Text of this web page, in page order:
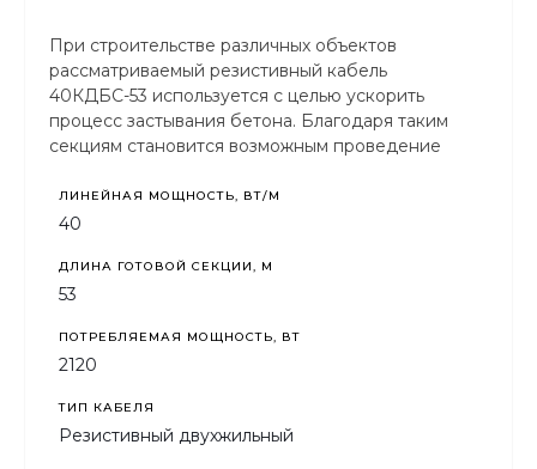
При строительстве различных объектов
рассматриваемый резистивный кабель
40КДБС-53 используется с целью ускорить
процесс застывания бетона. Благодаря таким
секциям становится возможным проведение
то есть круглогодично.
ЛИНЕЙНАЯ МОЩНОСТЬ, ВТ/М
40
ДЛИНА ГОТОВОЙ СЕКЦИИ, М
53
ПОТРЕБЛЯЕМАЯ МОЩНОСТЬ, ВТ
2120
ТИП КАБЕЛЯ
Резистивный двухжильный